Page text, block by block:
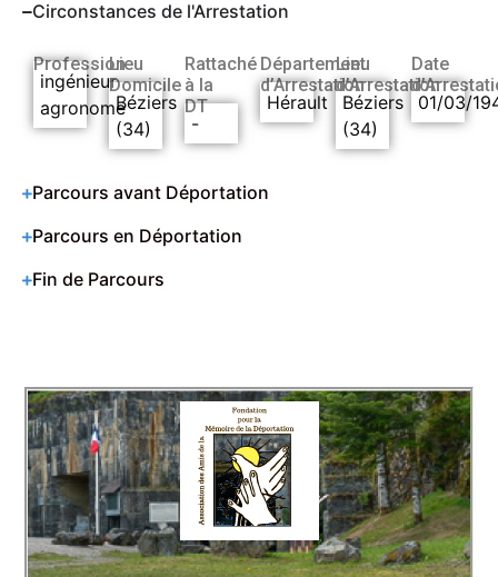
Circonstances de l'Arrestation
Profession
ingénieur
agronome
Lieu
Domicile
Béziers
(34)
Rattaché
à la
DT
-
Département
d’Arrestation
Hérault
Lieu
d’Arrestation
Béziers
(34)
Date
01/03/
Parcours avant Déportation
Parcours en Déportation
Fin de Parcours